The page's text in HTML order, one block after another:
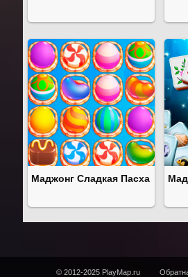
Маджонг Сладкая Пасха
© 2012-2025 PlayMap.ru